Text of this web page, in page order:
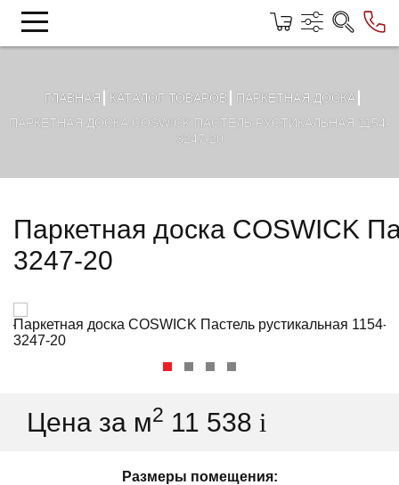
ГЛАВНАЯ КАТАЛОГ ТОВАРОВ
ПАРКЕТНАЯ ДОСКА
ПАРКЕТНАЯ ДОСКА COSWICK ПАСТЕЛЬ РУСТИКАЛЬНАЯ 1154-
3247-20
Паркетная доска COSWICK
3247-20
Цена за м2 11 538 i
Размеры помещения: